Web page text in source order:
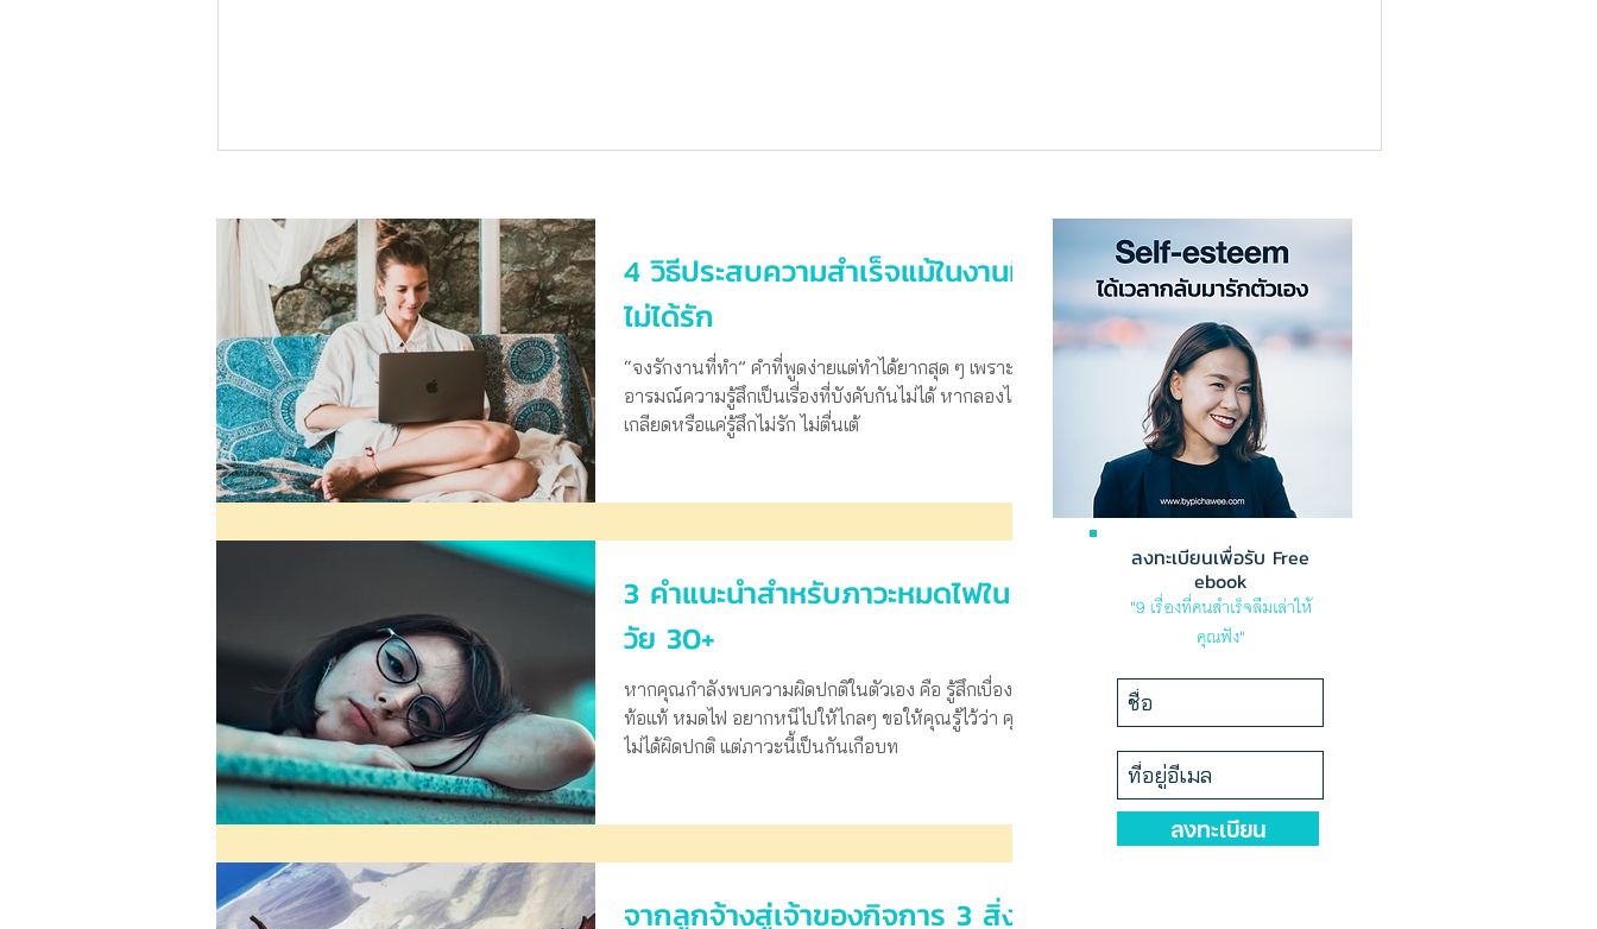
4 วิธีประสบความสำเร็จแม้ในงานที่
ไม่ได้รัก
“จงรักงานที่ทำ” คำที่พูดง่ายแต่ทำได้ยากสุด ๆ เพราะ
อารมณ์ความรู้สึกเป็นเรื่องที่บังคับกันไม่ได้ หากลองได้
เกลียดหรือแค่รู้สึกไม่รัก ไม่ตื่นเต้
3 คำแนะนำสำหรับภาวะหมดไฟใน
วัย 30+
หากคุณกำลังพบความผิดปกติในตัวเอง คือ รู้สึกเบื่องาน
ท้อแท้ หมดไฟ อยากหนีไปให้ไกลๆ ขอให้คุณรู้ไว้ว่า คุณ
ไม่ได้ผิดปกติ แต่ภาวะนี้เป็นกันเกือบท
จากลูกจ้างสู่เจ้าของกิจการ 3 สิ่งที่
ลงทะเบียนเพื่อรับ Free
ebook
"9 เรื่องที่คนสำเร็จลืมเล่าให้
คุณฟัง"
ลงทะเบียน